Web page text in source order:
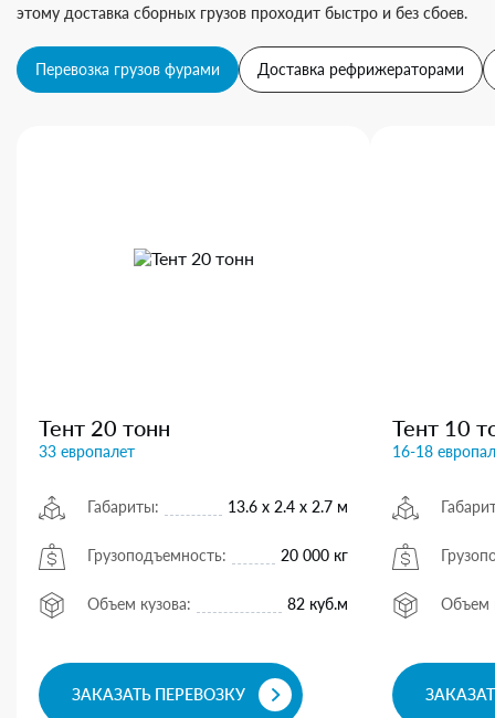
этому доставка сборных грузов проходит быстро и без сбоев.
Перевозка грузов фурами Доставка рефрижераторами
Тент 20 тонн
33 европалет
Габариты: 13.6 х 2.4 х 2.7 м
Грузоподъемность: 20 000 кг
Объем кузова: 82 куб.м
ЗАКАЗАТЬ ПЕРЕВОЗКУ
Тент 10
16-18
Объем